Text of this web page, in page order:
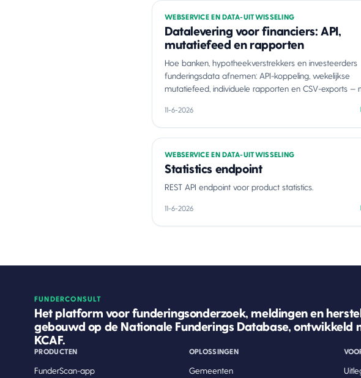
WEBSERVICE EN DATA-UITWISSELING
Datalevering voor financiers: API,
mutatiefeed en rapporten
Hoe banken, hypotheekverstrekkers en investeerders
funderingsdata afnemen: API-koppeling, wekelijkse
mutatiefeed, individuele rapporten en CSV-exports —
11-6-2026
WEBSERVICE EN DATA-UITWISSELING
Statistics endpoint
REST API endpoint voor product statistics.
11-6-2026
FUNDERCONSULT
Het platform voor funderingsonderzoek, meldingen en
gebouwd op de Nationale Funderings Database, ontwikkeld
KCAF.
PRODUCTEN
FunderScan-app
OPLOSSINGEN
Gemeenten